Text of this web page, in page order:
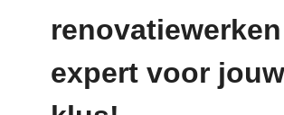
renovatiewerken
expert voor jouw